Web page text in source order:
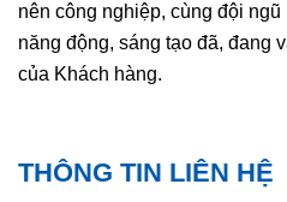
nên công nghiệp, cùng đội
năng động, sáng tạo đã, đang
của Khách hàng.
THÔNG TIN LIÊN HỆ